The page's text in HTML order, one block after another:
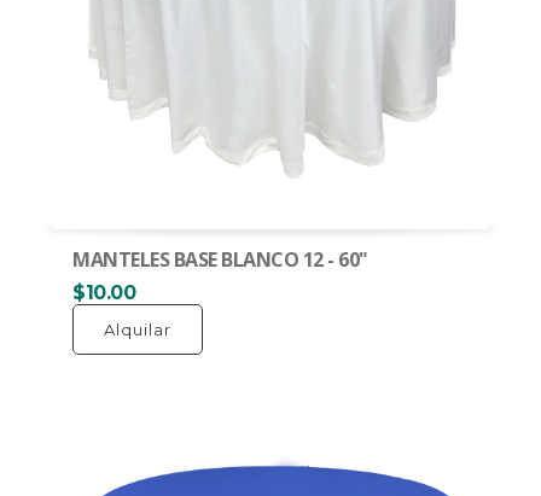
MANTELES BASE BLANCO 12 - 60"
$10.00
Alquilar